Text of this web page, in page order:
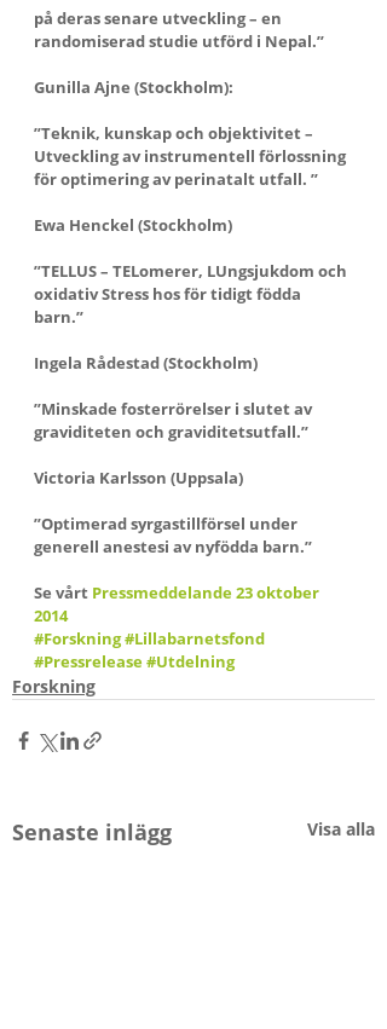
på deras senare utveckling – en
randomiserad studie utförd i Nepal.”
Gunilla Ajne (Stockholm):
”Teknik, kunskap och objektivitet –
Utveckling av instrumentell förlossning
för optimering av perinatalt utfall. ”
Ewa Henckel (Stockholm)
”TELLUS – TELomerer, LUngsjukdom och
oxidativ Stress hos för tidigt födda
barn.”
Ingela Rådestad (Stockholm)
”Minskade fosterrörelser i slutet av
graviditeten och graviditetsutfall.”
Victoria Karlsson (Uppsala)
”Optimerad syrgastillförsel under
generell anestesi av nyfödda barn.”
Se vårt Pressmeddelande 23 oktober
2014
#Forskning#Lillabarnetsfond
#Pressrelease#Utdelning
Forskning
Senaste inlägg Visa alla